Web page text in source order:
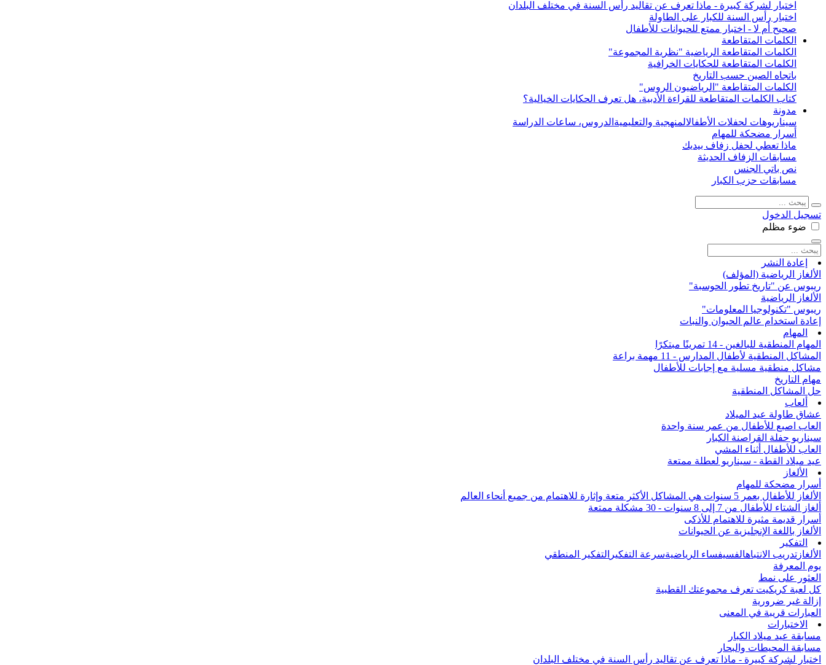
اختبار لشركة كبيرة - ماذا تعرف عن تقاليد رأس السنة في مختلف البلدان
اختبار رأس السنة للكبار على الطاولة
صحيح أم لا - اختبار ممتع للحيوانات للأطفال
الكلمات المتقاطعة
الكلمات المتقاطعة الرياضية "نظرية المجموعة"
الكلمات المتقاطعة للحكايات الخرافية
باتجاه الصين حسب التاريخ
الكلمات المتقاطعة "الرياضيون الروس"
كتاب الكلمات المتقاطعة للقراءة الأدبية، هل تعرف الحكايات الخيالية؟
مدونة
سيناريوهات لحفلات الأطفالالمنهجية والتعليمية الدروس، ساعات الدراسة
أسرار مضحكة للمهام
ماذا تعطي لحفل زفاف بيديك
مسابقات الزفاف الحديثة
نص باتي الجنس
مسابقات حزب الكبار
تسجيل الدخول
ضوء مظلم
إعادة النشر
الألغاز الرياضية (المؤلف)
ريبوس عن "تاريخ تطور الحوسبة"
الألغاز الرياضية
ريبوس "تكنولوجيا المعلومات"
إعادة استخدام عالم الحيوان والنبات
المهام
المهام المنطقية للبالغين - 14 تمرينًا مبتكرًا
المشاكل المنطقية لأطفال المدارس - 11 مهمة براعة
مشاكل منطقية مسلية مع إجابات للأطفال
مهام التاريخ
حل المشاكل المنطقية
ألعاب
عشاق طاولة عيد الميلاد
العاب اصبع للأطفال من عمر سنة واحدة
سيناريو حفلة القراصنة الكبار
العاب للأطفال أثناء المشي
عيد ميلاد القطة - سيناريو لعطلة ممتعة
الألغاز
أسرار مضحكة للمهام
الألغاز للأطفال بعمر 5 سنوات هي المشاكل الأكثر متعة وإثارة للاهتمام من جميع أنحاء العالم
ألغاز الشتاء للأطفال من 7 إلى 8 سنوات - 30 مشكلة ممتعة
أسرار قديمة مثيرة للاهتمام للأذكى
الألغاز باللغة الإنجليزية عن الحيوانات
التفكير
الألغاز تدريب الانتباهالفسيفساء الرياضيةسرعة التفكير التفكير المنطقي
يوم المعرفة
العثور على نمط
كل لعبة كريكيت تعرف مجموعتك القطبية
إزالة غير ضرورية
العبارات قريبة في المعنى
الاختبارات
مسابقة عيد ميلاد الكبار
مسابقة المحيطات والبحار
اختبار لشركة كبيرة - ماذا تعرف عن تقاليد رأس السنة في مختلف البلدان